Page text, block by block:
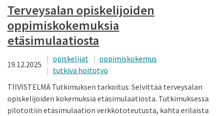
Terveysalan opiskelijoiden
oppimiskokemuksia
etäsimulaatiosta
19.12.2025
opiskelijat
oppimiskokemus
tutkiva hoitotyö
TIIVISTELMÄ Tutkimuksen tarkoitus: Selvittää terveysalan
opiskelijoiden kokemuksia etäsimulaatiosta. Tutkimuksessa
pilotoitiin etäsimulaation verkkototeutusta, kahta erilaista